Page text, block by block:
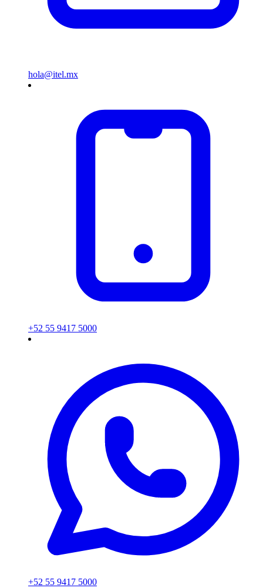
hola@itel.mx
+52 55 9417 5000
+52 55 9417 5000